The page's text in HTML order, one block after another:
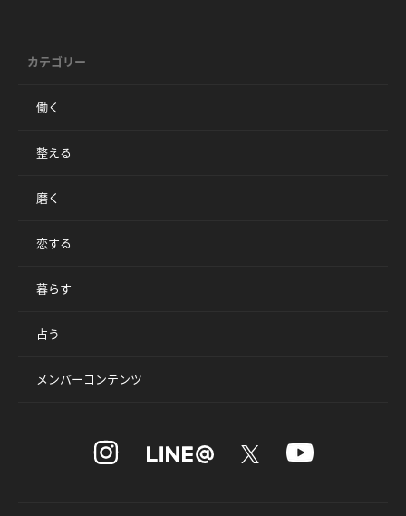
カテゴリー
働く
整える
磨く
恋する
暮らす
占う
メンバーコンテンツ